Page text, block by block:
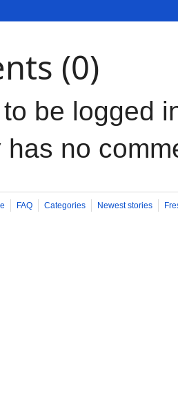
(0)
be logged
has no
FAQ Categories Newest stories